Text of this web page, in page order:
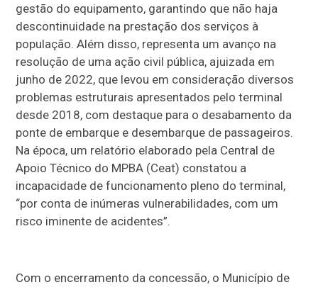
gestão do equipamento, garantindo que não haja
descontinuidade na prestação dos serviços à
população. Além disso, representa um avanço na
resolução de uma ação civil pública, ajuizada em
junho de 2022, que levou em consideração diversos
problemas estruturais apresentados pelo terminal
desde 2018, com destaque para o desabamento da
ponte de embarque e desembarque de passageiros.
Na época, um relatório elaborado pela Central de
Apoio Técnico do MPBA (Ceat) constatou a
incapacidade de funcionamento pleno do terminal,
“por conta de inúmeras vulnerabilidades, com um
risco iminente de acidentes”.
Com o encerramento da concessão, o Município de